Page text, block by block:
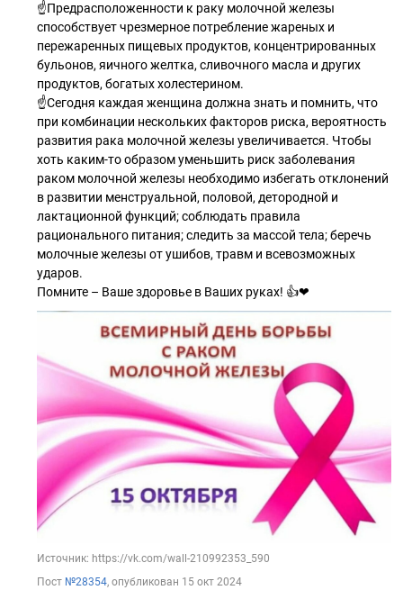
☝️Предрасположенности к раку молочной железы
способствует чрезмерное потребление жареных и
пережаренных пищевых продуктов, концентрированных
бульонов, яичного желтка, сливочного масла и других
продуктов, богатых холестерином.
☝️Сегодня каждая женщина должна знать и помнить, что
при комбинации нескольких факторов риска, вероятность
развития рака молочной железы увеличивается. Чтобы
хоть каким-то образом уменьшить риск заболевания
раком молочной железы необходимо избегать отклонений
в развитии менструальной, половой, детородной и
лактационной функций; соблюдать правила
рационального питания; следить за массой тела; беречь
молочные железы от ушибов, травм и всевозможных
ударов.
Помните – Ваше здоровье в Ваших руках! 👍❤
Источник: https://vk.com/wall-210992353_590
Пост №28354, опубликован 15 окт 2024